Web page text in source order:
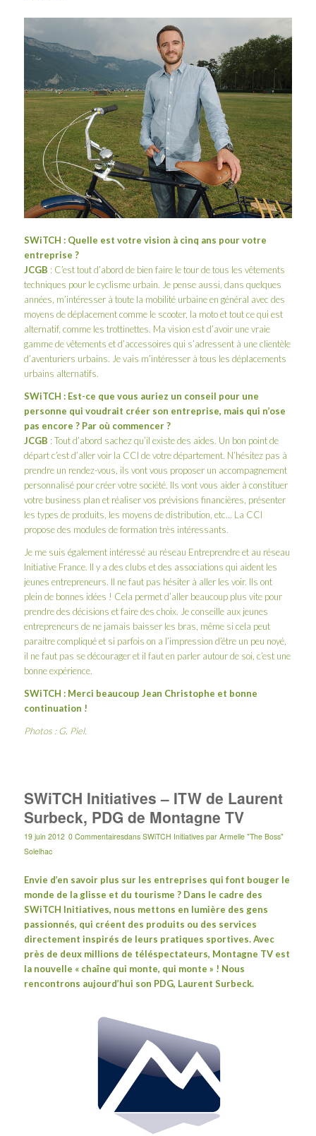
SWiTCH : Quelle est votre vision à cinq ans pour votre
entreprise ?
JCGB : C’est tout d’abord de bien faire le tour de tous les vêtements
techniques pour le cyclisme urbain. Je pense aussi, dans quelques
années, m’intéresser à toute la mobilité urbaine en général avec des
moyens de déplacement comme le scooter, la moto et tout ce qui est
alternatif, comme les trottinettes. Ma vision est d’avoir une vraie
gamme de vêtements et d’accessoires qui s’adressent à une clientèle
d’aventuriers urbains. Je vais m’intéresser à tous les déplacements
urbains alternatifs.
SWiTCH : Est-ce que vous auriez un conseil pour une
personne qui voudrait créer son entreprise, mais qui n’ose
pas encore ? Par où commencer ?
JCGB : Tout d’abord sachez qu’il existe des aides. Un bon point de
départ c’est d’aller voir la CCI de votre département. N’hésitez pas à
prendre un rendez-vous, ils vont vous proposer un accompagnement
personnalisé pour créer votre société. Ils vont vous aider à constituer
votre business plan et réaliser vos prévisions financières, présenter
les types de produits, les moyens de distribution, etc… La CCI
propose des modules de formation très intéressants.
Je me suis également intéressé au réseau Entreprendreet au réseau
Initiative France. Il y a des clubs et des associations qui aident les
jeunes entrepreneurs. Il ne faut pas hésiter à aller les voir. Ils ont
plein de bonnes idées ! Cela permet d’aller beaucoup plus vite pour
prendre des décisions et faire des choix. Je conseille aux jeunes
entrepreneurs de ne jamais baisser les bras, même si cela peut
paraitre compliqué et si parfois on a l’impression d’être un peu noyé,
il ne faut pas se décourager et il faut en parler autour de soi, c’est une
bonne expérience.
SWiTCH : Merci beaucoup Jean Christophe et bonne
continuation !
Photos : G. Piel.
SWiTCH Initiatives – ITW de Laurent
Surbeck, PDG de Montagne TV
19 juin 2012 0 Commentairesdans SWiTCH Initiatives par Armelle "The Boss"
Solelhac
Envie d’en savoir plus sur les entreprises qui font bouger le
monde de la glisse et du tourisme ? Dans le cadre des
SWiTCH Initiatives, nous mettons en lumière des gens
passionnés, qui créent des produits ou des services
directement inspirés de leurs pratiques sportives. Avec
près de deux millions de téléspectateurs, Montagne TV est
la nouvelle « chaîne qui monte, qui monte » ! Nous
rencontrons aujourd’hui son PDG, Laurent Surbeck.